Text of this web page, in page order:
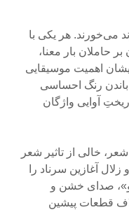
می‌خورند. هر یکی با
حاملان بار معنا،
اهمیت موسیقایی
رنگ احساسی
آوایی واژگان
خالی از تاثیر شعر
آغازین سرناد را
صدای خشن و
قطعات پیشین